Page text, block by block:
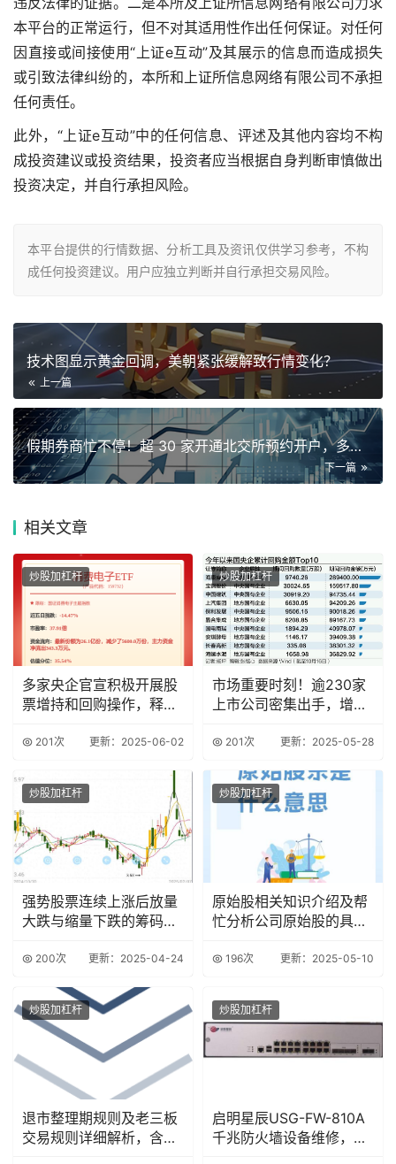
本平台的正常运行，但不对其适用性作出任何保证。对任何
因直接或间接使用“上证e互动”及其展示的信息而造成损失
或引致法律纠纷的，本所和上证所信息网络有限公司不承担
任何责任。
此外，“上证e互动”中的任何信息、评述及其他内容均不构
成投资建议或投资结果，投资者应当根据自身判断审慎做出
投资决定，并自行承担风险。
本平台提供的行情数据、分析工具及资讯仅供学习参考，不构
成任何投资建议。用户应独立判断并自行承担交易风险。
技术图显示黄金回调，美朝紧张缓解致行情变化？
上一篇
假期券商忙不停！超 30 家开通北交所预约开户，多家仍在测试
下一篇
相关文章
炒股加杠杆
多家央企官宣积极开展股
票增持和回购操作，释放
201次 更新：2025-06-02
炒股加杠杆
市场重要时刻！逾230家
上市公司密集出手，增持
201次 更新：2025-05-28
炒股加杠杆
强势股票连续上涨后放量
大跌与缩量下跌的筹码结
200次 更新：2025-04-24
炒股加杠杆
原始股相关知识介绍及帮
忙分析公司原始股的具体
196次 更新：2025-05-10
炒股加杠杆
退市整理期规则及老三板
交易规则详细解析，含委
炒股加杠杆
启明星辰USG-FW-810A
千兆防火墙设备维修，涵